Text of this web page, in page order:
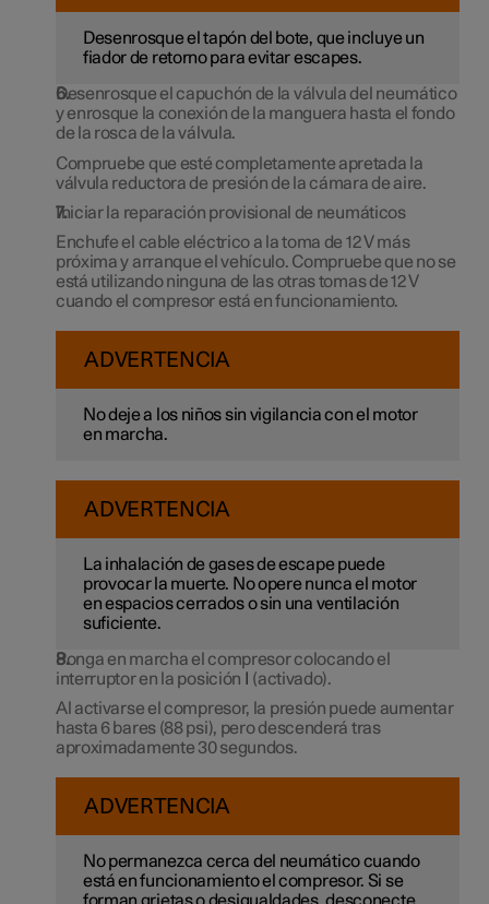
Desenrosque el tapón del bote, que incluye un
fiador de retorno para evitar escapes.
Desenrosque el capuchón de la válvula del neumático
y enrosque la conexión de la manguera hasta el fondo
de la rosca de la válvula.
Compruebe que esté completamente apretada la
válvula reductora de presión de la cámara de aire.
Iniciar la reparación provisional de neumáticos
Enchufe el cable eléctrico a la toma de 12 Vmás
próxima y arranque el vehículo. Compruebe que no se
está utilizando ninguna de las otras tomas de12 V
cuando el compresor está en funcionamiento.
ADVERTENCIA
No deje a los niños sin vigilancia con el motor
en marcha.
ADVERTENCIA
La inhalación de gases de escape puede
provocar la muerte. No opere nunca el motor
en espacios cerrados o sin una ventilación
suficiente.
Ponga en marcha el compresor colocando el
interruptor en la posición
(activado).
Al activarse el compresor, la presión puede aumentar
hasta 6 bares(88 psi), pero descenderá tras
aproximadamente 30 segundos.
ADVERTENCIA
No permanezca cerca del neumático cuando
está en funcionamiento el compresor. Si se